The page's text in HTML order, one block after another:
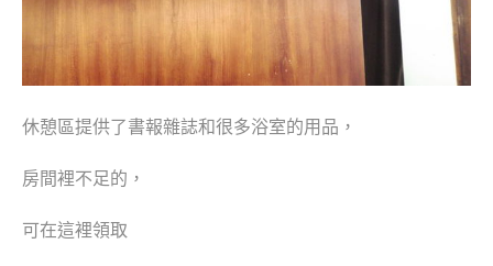
休憩區提供了書報雜誌和很多浴室的用品，
房間裡不足的，
可在這裡領取